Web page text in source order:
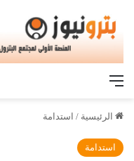
القائمة
الرئيسية / استدامة
استدامة